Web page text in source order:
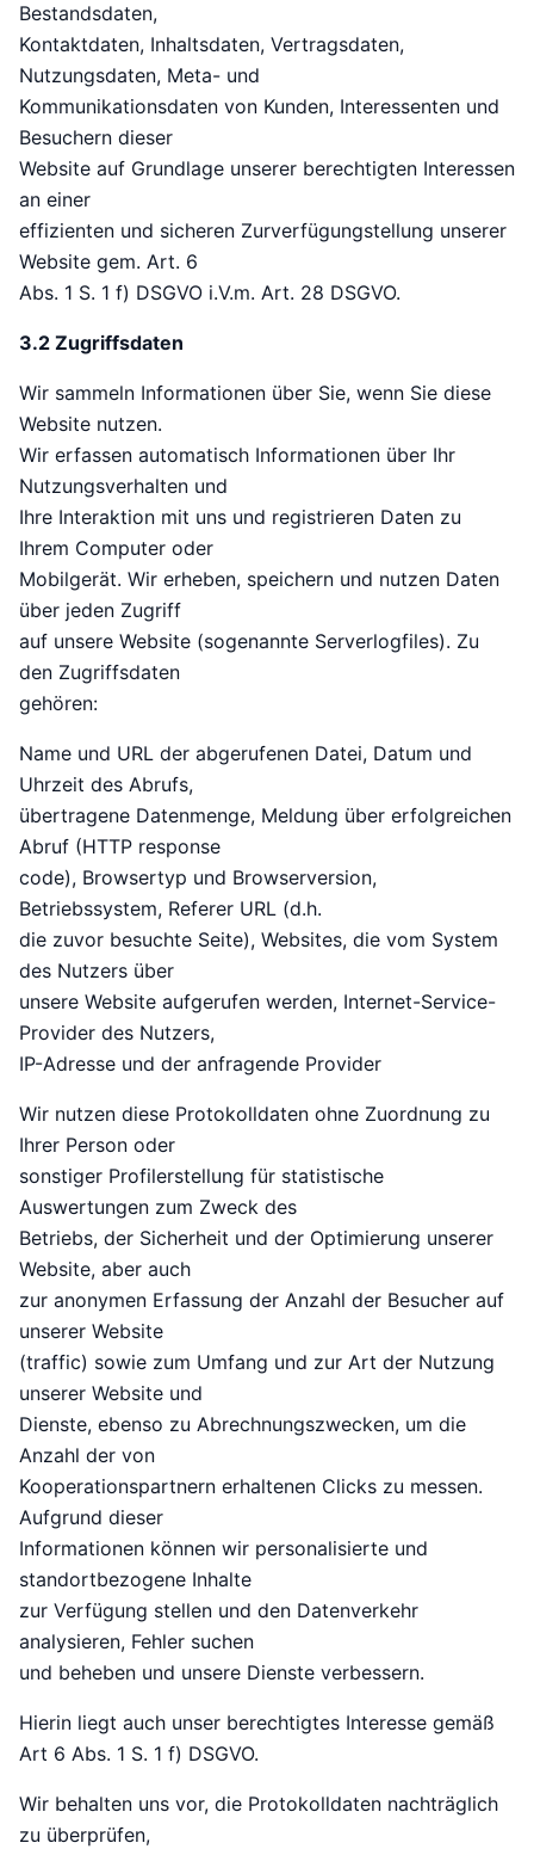
Bestandsdaten,
Kontaktdaten, Inhaltsdaten, Vertragsdaten,
Nutzungsdaten, Meta- und
Kommunikationsdaten von Kunden, Interessenten und
Besuchern dieser
Website auf Grundlage unserer berechtigten Interessen
an einer
effizienten und sicheren Zurverfügungstellung unserer
Website gem. Art. 6
Abs. 1 S. 1 f) DSGVO i.V.m. Art. 28 DSGVO.
3.2 Zugriffsdaten
Wir sammeln Informationen über Sie, wenn Sie diese
Website nutzen.
Wir erfassen automatisch Informationen über Ihr
Nutzungsverhalten und
Ihre Interaktion mit uns und registrieren Daten zu
Ihrem Computer oder
Mobilgerät. Wir erheben, speichern und nutzen Daten
über jeden Zugriff
auf unsere Website (sogenannte Serverlogfiles). Zu
den Zugriffsdaten
gehören:
Name und URL der abgerufenen Datei, Datum und
Uhrzeit des Abrufs,
übertragene Datenmenge, Meldung über erfolgreichen
Abruf (HTTP response
code), Browsertyp und Browserversion,
Betriebssystem, Referer URL (d.h.
die zuvor besuchte Seite), Websites, die vom System
des Nutzers über
unsere Website aufgerufen werden, Internet-Service-
Provider des Nutzers,
IP-Adresse und der anfragende Provider
Wir nutzen diese Protokolldaten ohne Zuordnung zu
Ihrer Person oder
sonstiger Profilerstellung für statistische
Auswertungen zum Zweck des
Betriebs, der Sicherheit und der Optimierung unserer
Website, aber auch
zur anonymen Erfassung der Anzahl der Besucher auf
unserer Website
(traffic) sowie zum Umfang und zur Art der Nutzung
unserer Website und
Dienste, ebenso zu Abrechnungszwecken, um die
Anzahl der von
Kooperationspartnern erhaltenen Clicks zu messen.
Aufgrund dieser
Informationen können wir personalisierte und
standortbezogene Inhalte
zur Verfügung stellen und den Datenverkehr
analysieren, Fehler suchen
und beheben und unsere Dienste verbessern.
Hierin liegt auch unser berechtigtes Interesse gemäß
Art 6 Abs. 1 S. 1 f) DSGVO.
Wir behalten uns vor, die Protokolldaten nachträglich
zu überprüfen,